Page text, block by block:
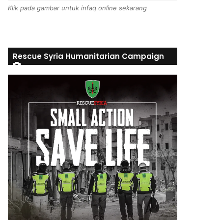
Klik pada gambar untuk infaq online sekarang
Rescue Syria Humanitarian Campaign